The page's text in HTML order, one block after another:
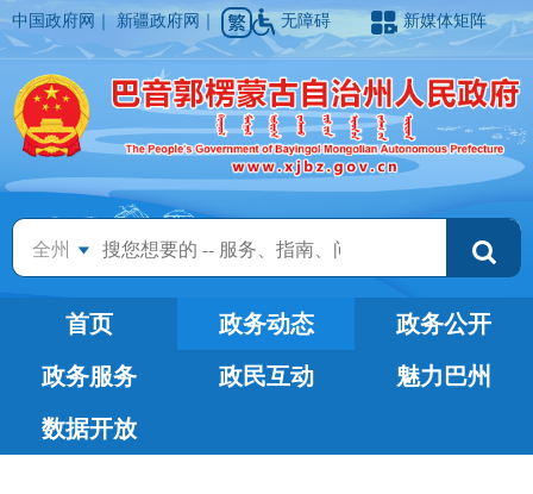
中国政府网 ｜新疆政府网 ｜ 无障碍 新媒体矩阵
全州
首页 政务动态
政务公开
政务服务
政民互动
魅力巴州
数据开放